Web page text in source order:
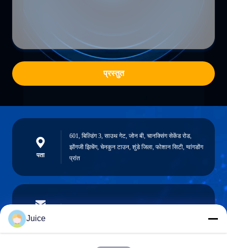
प्रस्तुत
पता
601, बिल्डिंग 3, साउथ गेट, जोन बी, चानक्सिंग सेकेंड रोड,
झोंगजी झिचेंग, चेनकुन टाउन, शुंडे जिला, फोशान सिटी, ग्वांगडोंग
प्रांत
ईमेल
Juice